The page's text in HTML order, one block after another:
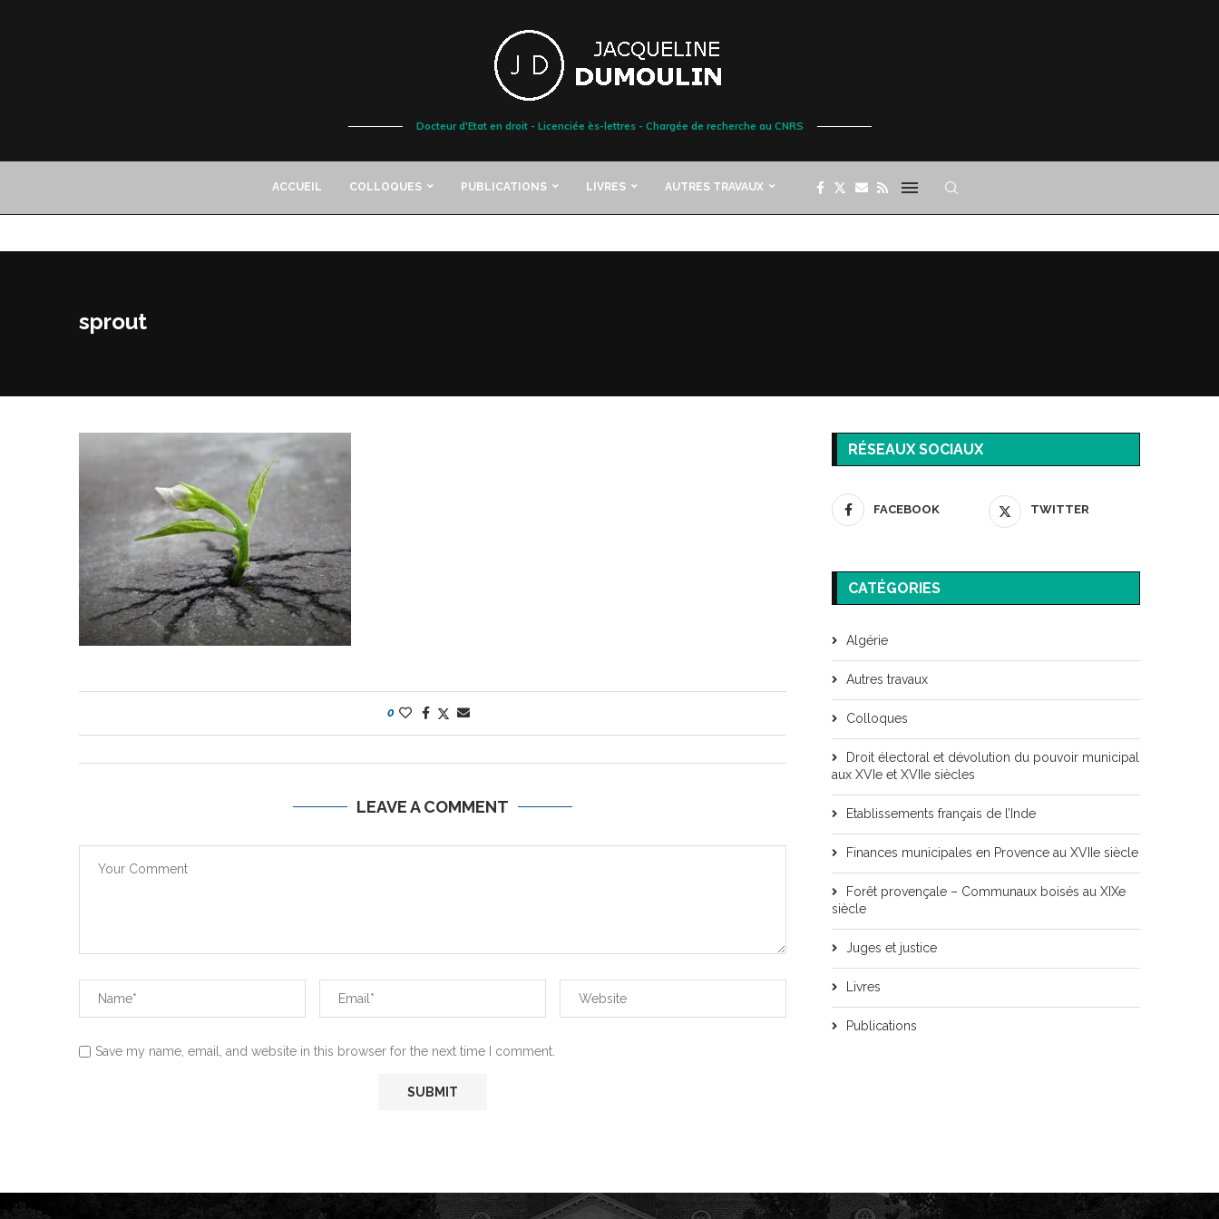
Docteur d'Etat en droit - Licenciée ès-lettres - Chargée de recherche au CNRS
ACCUEIL COLLOQUES PUBLICATIONS LIVRES AUTRES TRAVAUX
sprout
0
LEAVE A COMMENT
Save my name, email, and website in this browser for the next time I comment.
RÉSEAUX SOCIAUX
FACEBOOK TWITTER
CATÉGORIES
Algérie
Autres travaux
Colloques
Droit électoral et dévolution du pouvoir municipal
aux XVIe et XVIIe siècles
Etablissements français de l’Inde
Finances municipales en Provence au XVIIe siècle
Forêt provençale – Communaux boisés au XIXe
siècle
Juges et justice
Livres
Publications